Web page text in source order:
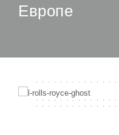
Давос
АВТОПАРК
Элитные
Представительские
МЕСЯЧНАЯ
УСЛОВИЯ
Европе